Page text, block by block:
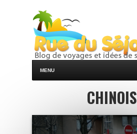
MENU
CHINOIS